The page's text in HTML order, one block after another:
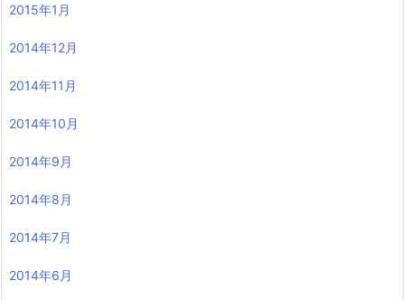
2015年1月
2014年12月
2014年11月
2014年10月
2014年9月
2014年8月
2014年7月
2014年6月